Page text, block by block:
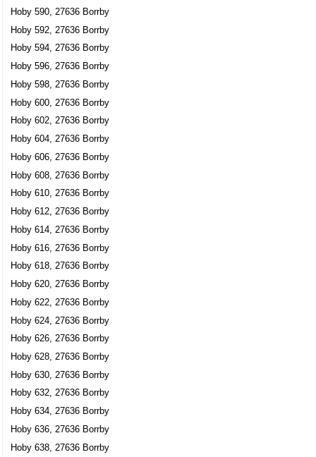
Hoby 590, 27636 Borrby
Hoby 592, 27636 Borrby
Hoby 594, 27636 Borrby
Hoby 596, 27636 Borrby
Hoby 598, 27636 Borrby
Hoby 600, 27636 Borrby
Hoby 602, 27636 Borrby
Hoby 604, 27636 Borrby
Hoby 606, 27636 Borrby
Hoby 608, 27636 Borrby
Hoby 610, 27636 Borrby
Hoby 612, 27636 Borrby
Hoby 614, 27636 Borrby
Hoby 616, 27636 Borrby
Hoby 618, 27636 Borrby
Hoby 620, 27636 Borrby
Hoby 622, 27636 Borrby
Hoby 624, 27636 Borrby
Hoby 626, 27636 Borrby
Hoby 628, 27636 Borrby
Hoby 630, 27636 Borrby
Hoby 632, 27636 Borrby
Hoby 634, 27636 Borrby
Hoby 636, 27636 Borrby
Hoby 638, 27636 Borrby